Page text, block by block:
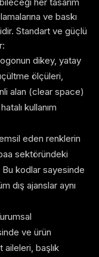
ve baskı
Standart ve güçlü
dikey, yatay
ölçüleri,
alan (clear space)
kullanım
eden renklerin
sektöründeki
Bu kodlar sayesinde
dış ajanslar aynı
ve ürün
aileleri, başlık